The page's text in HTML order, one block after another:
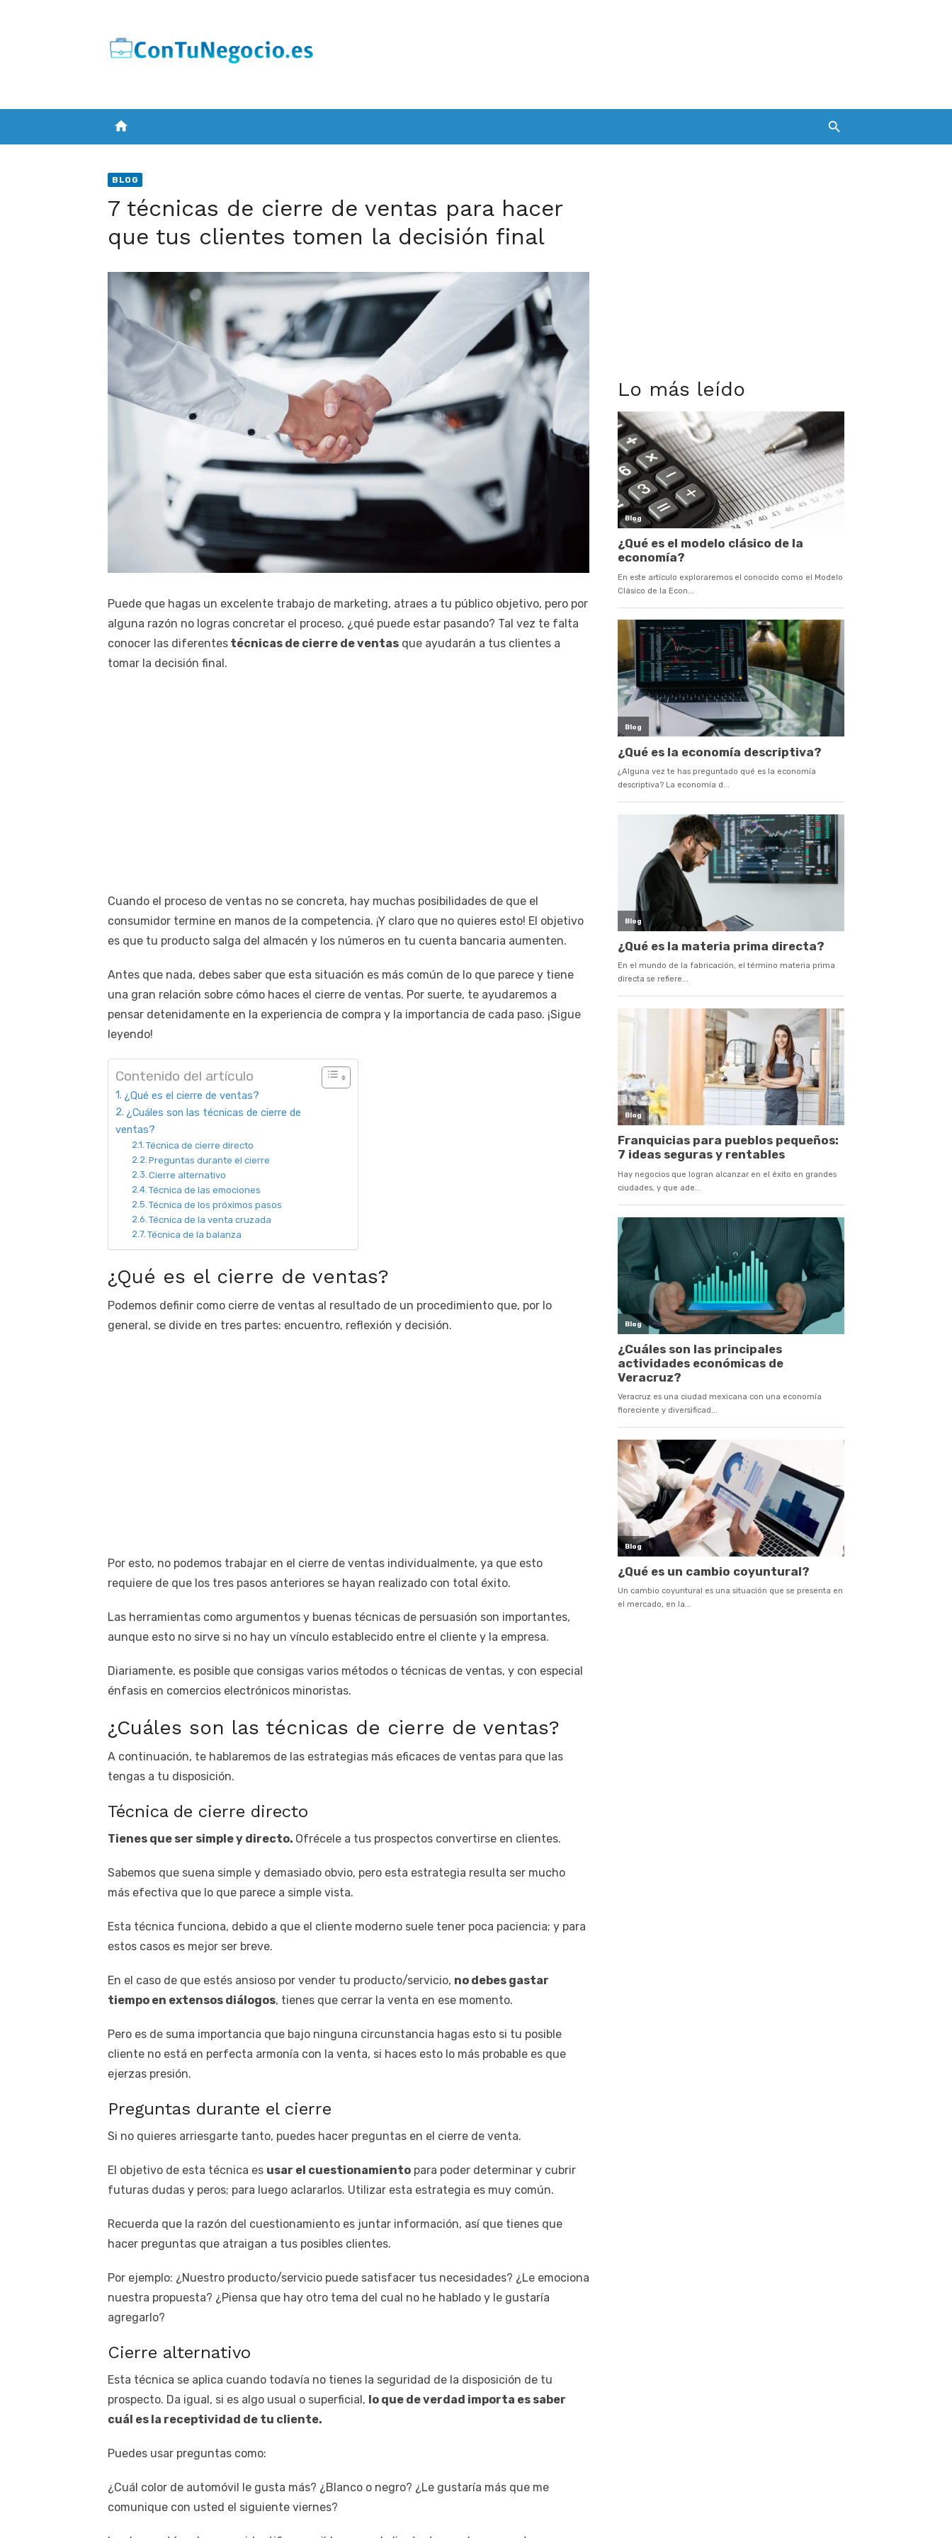
home
BLOG
7 técnicas de cierre de ventas para hacer
que tus clientes tomen la decisión final
Puede que hagas un excelente trabajo de marketing, atraes a tu público objetivo, pero por
alguna razón no logras concretar el proceso, ¿qué puede estar pasando? Tal vez te falta
conocer las diferentes técnicas de cierre de ventas que ayudarán a tus clientes a
tomar la decisión final.
Cuando el proceso de ventas no se concreta, hay muchas posibilidades de que el
consumidor termine en manos de la competencia. ¡Y claro que no quieres esto! El objetivo
es que tu producto salga del almacén y los números en tu cuenta bancaria aumenten.
Antes que nada, debes saber que esta situación es más común de lo que parece y tiene
una gran relación sobre cómo haces el cierre de ventas. Por suerte, te ayudaremos a
pensar detenidamente en la experiencia de compra y la importancia de cada paso. ¡Sigue
leyendo!
Contenido del artículo
¿Qué es el cierre de ventas?
¿Cuáles son las técnicas de cierre de
ventas?
Técnica de cierre directo
Preguntas durante el cierre
Cierre alternativo
Técnica de las emociones
Técnica de los próximos pasos
Técnica de la venta cruzada
Técnica de la balanza
¿Qué es el cierre de ventas?
Podemos definir como cierre de ventas al resultado de un procedimiento que, por lo
general, se divide en tres partes: encuentro, reflexión y decisión.
Por esto, no podemos trabajar en el cierre de ventas individualmente, ya que esto
requiere de que los tres pasos anteriores se hayan realizado con total éxito.
Las herramientas como argumentos y buenas técnicas de persuasión son importantes,
aunque esto no sirve si no hay un vínculo establecido entre el cliente y la empresa.
Diariamente, es posible que consigas varios métodos o técnicas de ventas, y con especial
énfasis en comercios electrónicos minoristas.
¿Cuáles son las técnicas de cierre de ventas?
A continuación, te hablaremos de las estrategias más eficaces de ventas para que las
tengas a tu disposición.
Técnica de cierre directo
Tienes que ser simple y directo. Ofrécele a tus prospectos convertirse en clientes.
Sabemos que suena simple y demasiado obvio, pero esta estrategia resulta ser mucho
más efectiva que lo que parece a simple vista.
Esta técnica funciona, debido a que el cliente moderno suele tener poca paciencia; y para
estos casos es mejor ser breve.
En el caso de que estés ansioso por vender tu producto/servicio, no debes gastar
tiempo en extensos diálogos, tienes que cerrar la venta en ese momento.
Pero es de suma importancia que bajo ninguna circunstancia hagas esto si tu posible
cliente no está en perfecta armonía con la venta, si haces esto lo más probable es que
ejerzas presión.
Preguntas durante el cierre
Si no quieres arriesgarte tanto, puedes hacer preguntas en el cierre de venta.
El objetivo de esta técnica es usar el cuestionamiento para poder determinar y cubrir
futuras dudas y peros; para luego aclararlos. Utilizar esta estrategia es muy común.
Recuerda que la razón del cuestionamiento es juntar información, así que tienes que
hacer preguntas que atraigan a tus posibles clientes.
Por ejemplo: ¿Nuestro producto/servicio puede satisfacer tus necesidades? ¿Le emociona
nuestra propuesta? ¿Piensa que hay otro tema del cual no he hablado y le gustaría
agregarlo?
Cierre alternativo
Esta técnica se aplica cuando todavía no tienes la seguridad de la disposición de tu
prospecto. Da igual, si es algo usual o superficial, lo que de verdad importa es saber
cuál es la receptividad de tu cliente.
Puedes usar preguntas como:
¿Cuál color de automóvil le gusta más? ¿Blanco o negro? ¿Le gustaría más que me
comunique con usted el siguiente viernes?
Lo más leído